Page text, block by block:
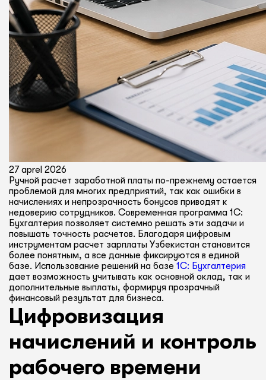
27 aprel 2026
Ручной расчет заработной платы по-прежнему остается
проблемой для многих предприятий, так как ошибки в
начислениях и непрозрачность бонусов приводят к
недоверию сотрудников. Современная программа 1С:
Бухгалтерия позволяет системно решать эти задачи и
повышать точность расчетов. Благодаря цифровым
инструментам расчет зарплаты Узбекистан становится
более понятным, а все данные фиксируются в единой
базе. Использование решений на базе 1С: Бухгалтерия
дает возможность учитывать как основной оклад, так и
дополнительные выплаты, формируя прозрачный
финансовый результат для бизнеса.
Цифровизация
начислений и контроль
рабочего времени